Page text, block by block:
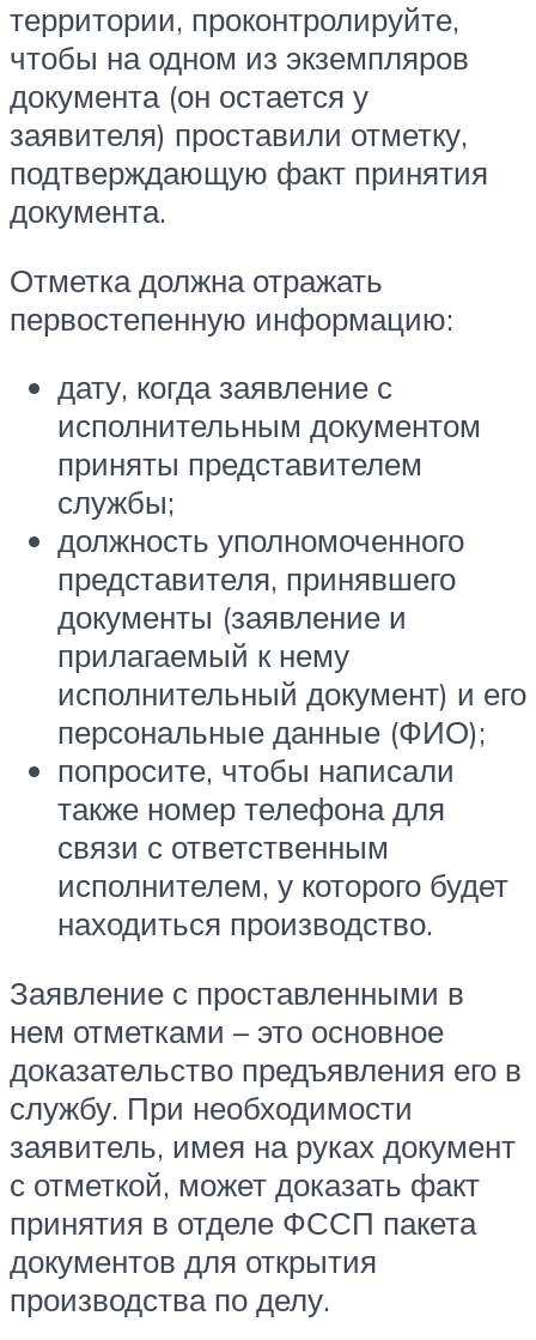
территории, проконтролируйте,
чтобы на одном из экземпляров
документа (он остается у
заявителя) проставили отметку,
подтверждающую факт принятия
документа.
Отметка должна отражать
первостепенную информацию:
дату, когда заявление с
исполнительным документом
приняты представителем
службы;
должность уполномоченного
представителя, принявшего
документы (заявление и
прилагаемый к нему
исполнительный документ) и его
персональные данные (ФИО);
попросите, чтобы написали
также номер телефона для
связи с ответственным
исполнителем, у которого будет
находиться производство.
Заявление с проставленными в
нем отметками – это основное
доказательство предъявления его в
службу. При необходимости
заявитель, имея на руках документ
с отметкой, может доказать факт
принятия в отделе ФССП пакета
документов для открытия
производства по делу.